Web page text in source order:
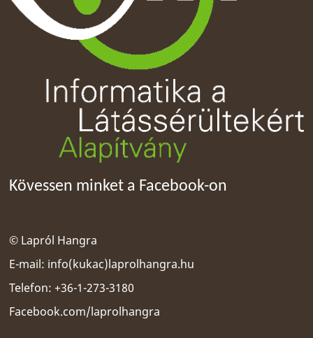
Kövessen minket a Facebook-on
© Lapról Hangra
E-mail: info(kukac)laprolhangra.hu
Telefon: +36-1-273-3180
Facebook.com/laprolhangra